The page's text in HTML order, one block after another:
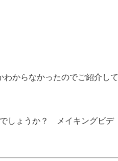
からなかったのでご紹介して
しょうか？ メイキングビデ